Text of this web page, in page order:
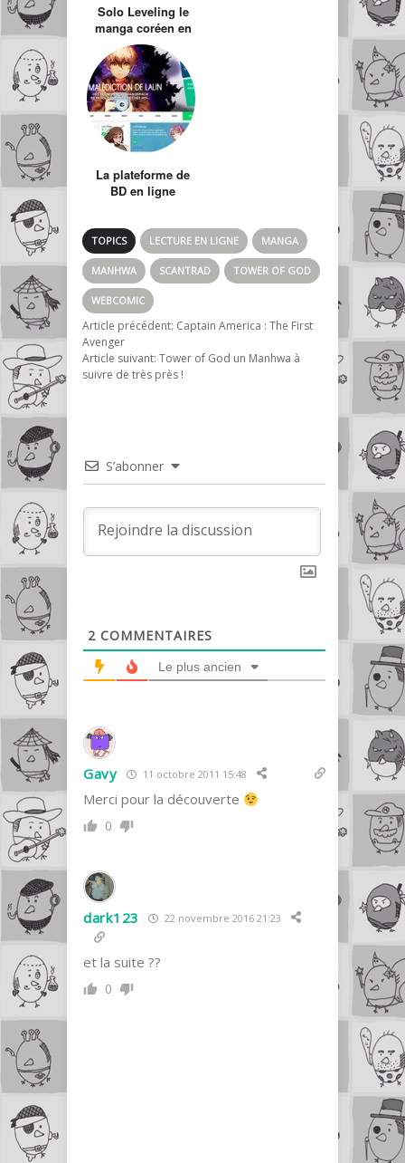
Solo Leveling le
manga coréen en
ligne aux 1,4
millions de
lecteurs
La plateforme de
BD en ligne
français
TOPICS LECTURE EN LIGNE MANGA
MANHWA SCANTRAD TOWER OF GOD
WEBCOMIC
Article précédent: Captain America : The First
Avenger
Article suivant: Tower of God un Manhwa à
suivre de très près !
S’abonner
2 COMMENTAIRES
Le plus ancien
Gavy 11 octobre 2011 15:48
Merci pour la découverte
0
dark123 22 novembre 2016 21:23
et la suite ??
0